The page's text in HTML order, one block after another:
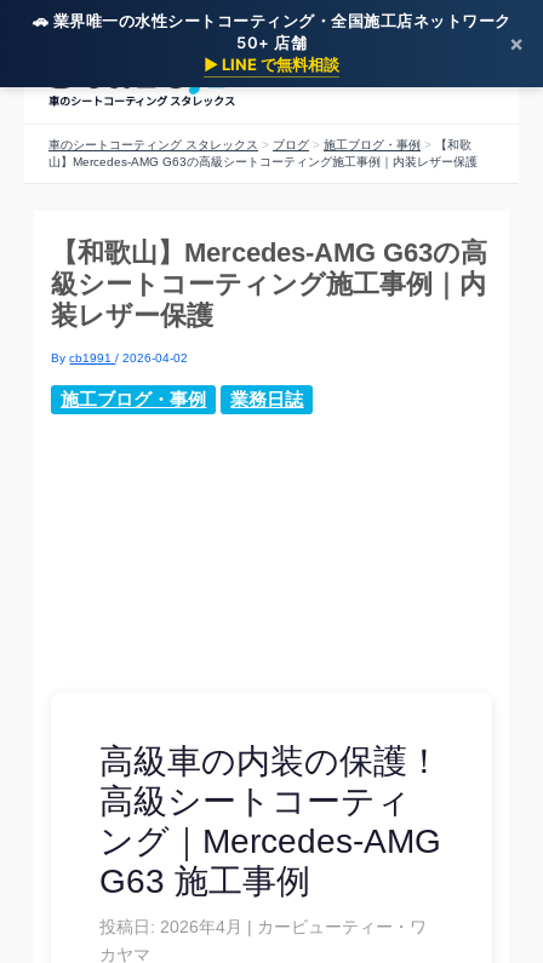
🚗 業界唯一の水性シートコーティング・全国施工店ネットワーク
50+ 店舗
▶ LINE で無料相談
×
車のシートコーティング スタレックス
車のシートコーティング スタレックス > ブログ > 施工ブログ・事例 >
【和歌
山】Mercedes-AMG G63の高級シートコーティング施工事例｜内装レザー保護
【和歌山】Mercedes-AMG G63の高
級シートコーティング施工事例｜内
装レザー保護
Bycb1991/2026-04-02
施工ブログ・事例 業務日誌
高級車の内装の保護！
高級シートコーティ
ング｜Mercedes-AMG
G63 施工事例
投稿日: 2026年4月 | カービューティー・ワ
カヤマ